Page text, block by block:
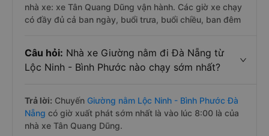
nhà xe: xe Tân Quang Dũng vận hành. Các giờ xe chạy
có đầy đủ cả ban ngày, buổi trưa, buổi chiều, ban đêm
Câu hỏi: Nhà xe Giường nằm đi Đà Nẵng từ
Lộc Ninh - Bình Phước nào chạy sớm nhất?
Trả lời: Chuyến Giường nằm Lộc Ninh - Bình Phước Đà
Nẵng có giờ xuất phát sớm nhất là vào lúc 8:00 là của
nhà xe Tân Quang Dũng.